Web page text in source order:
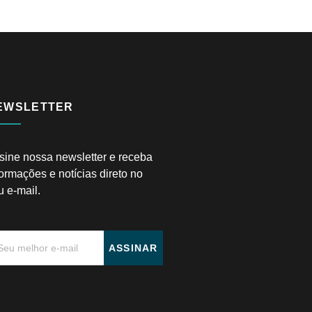
nossa newsletter e receba
e notícias direto no
e-mail.
ASSINAR